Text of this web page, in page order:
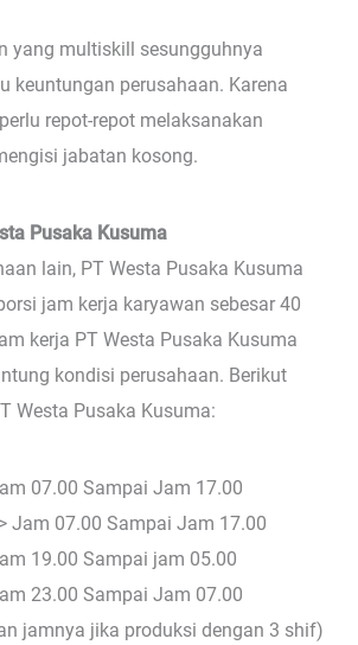
yang multiskill sesungguhnya
keuntungan perusahaan. Karena
repot-repot melaksanakan
jabatan kosong.
Pusaka Kusuma
lain, PT Westa Pusaka Kusuma
jam kerja karyawan sebesar 40
kerja PT Westa Pusaka Kusuma
kondisi perusahaan. Berikut
Westa Pusaka Kusuma:
07.00 Sampai Jam 17.00
Jam 07.00 Sampai Jam 17.00
19.00 Sampai jam 05.00
23.00 Sampai Jam 07.00
jamnya jika produksi dengan 3 shif)